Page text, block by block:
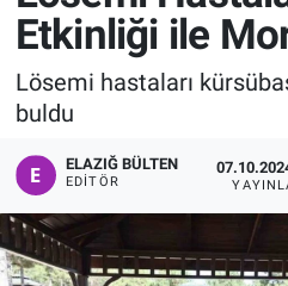
Etkinliği ile
Lösemi hastaları
buldu
ELAZIĞ BÜLTEN
EDITÖR
Kültür-Sanat
Sağlık
Sağlıklı Yaşam
Siyaset
Son Dakika Haberleri
Haber Arşivi